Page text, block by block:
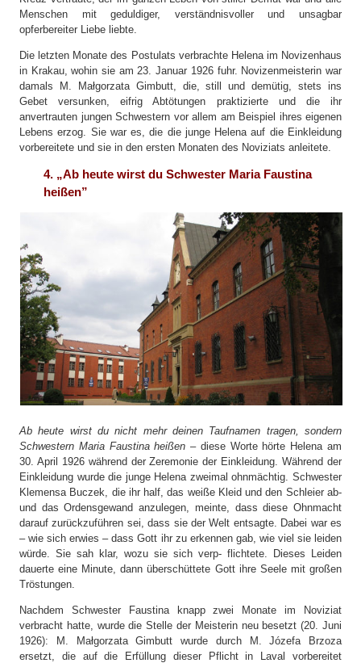
Menschen mit geduldiger, verständnisvoller und unsagbar
opferbereiter Liebe liebte.
Die letzten Monate des Postulats verbrachte Helena im Novizenhaus
in Krakau, wohin sie am 23. Januar 1926 fuhr. Novizenmeisterin war
damals M. Małgorzata Gimbutt, die, still und demütig, stets ins
Gebet versunken, eifrig Abtötungen praktizierte und die ihr
anvertrauten jungen Schwestern vor allem am Beispiel ihres eigenen
Lebens erzog. Sie war es, die die junge Helena auf die Einkleidung
vorbereitete und sie in den ersten Monaten des Noviziats anleitete.
4. „Ab heute wirst du Schwester Maria Faustina
heißen”
Ab heute wirst du nicht mehr deinen Taufnamen tragen, sondern
Schwestern Maria Faustina heißen – diese Worte hörte Helena am
30. April 1926 während der Zeremonie der Einkleidung. Während der
Einkleidung wurde die junge Helena zweimal ohnmächtig. Schwester
Klemensa Buczek, die ihr half, das weiße Kleid und den Schleier ab-
und das Ordensgewand anzulegen, meinte, dass diese Ohnmacht
darauf zurückzuführen sei, dass sie der Welt entsagte. Dabei war es
– wie sich erwies – dass Gott ihr zu erkennen gab, wie viel sie leiden
würde. Sie sah klar, wozu sie sich verp- flichtete. Dieses Leiden
dauerte eine Minute, dann überschüttete Gott ihre Seele mit großen
Tröstungen.
Nachdem Schwester Faustina knapp zwei Monate im Noviziat
verbracht hatte, wurde die Stelle der Meisterin neu besetzt (20. Juni
1926): M. Małgorzata Gimbutt wurde durch M. Józefa Brzoza
ersetzt, die auf die Erfüllung dieser Pflicht in Laval vorbereitet